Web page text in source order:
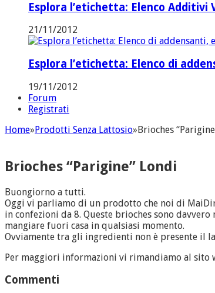
Esplora l’etichetta: Elenco Additivi
21/11/2012
Esplora l’etichetta: Elenco di
19/11/2012
Forum
Registrati
Home»Prodotti Senza Lattosio»Brioches
Brioches “Parigine” Londi
Buongiorno a tutti.
Oggi vi parliamo di un prodotto che noi di
in confezioni da 8. Queste brioches sono
mangiare fuori casa in qualsiasi momento.
Ovviamente tra gli ingredienti non è presente il
Per maggiori informazioni vi rimandiamo al sito
Commenti